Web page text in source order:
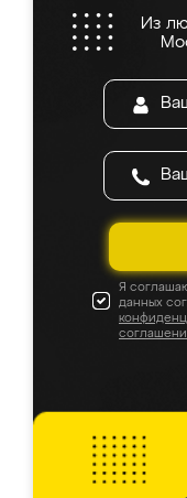
Из
Я
данных